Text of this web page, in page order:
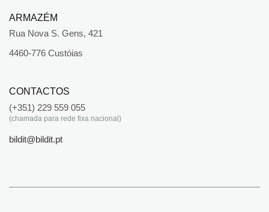
ARMAZÉM
Rua Nova S. Gens, 421
4460-776 Custóias
CONTACTOS
(+351) 229 559 055
(chamada para rede fixa nacional)
bildit@bildit.pt